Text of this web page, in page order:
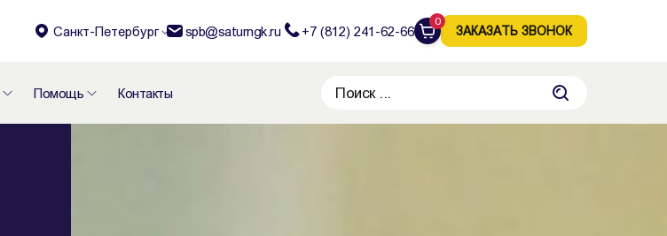
Санкт-Петербург spb@saturngk.ru +7 (812) 241-62-66
0
ЗАКАЗАТЬ ЗВОНОК
Помощь Контакты